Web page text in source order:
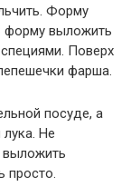
Форму
форму выложить
Поверх
фарша.
посуде, а
Не
выложить
просто.